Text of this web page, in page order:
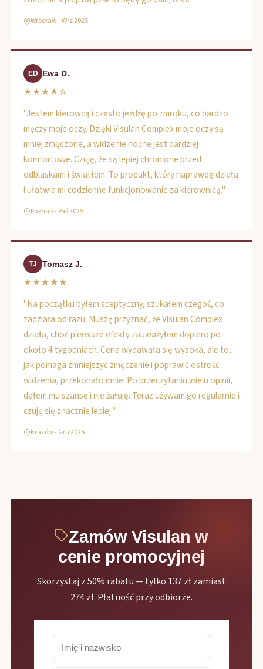
Wrocław - Wrz 2025
ED Ewa D.
★★★★☆
"Jestem kierowcą i często jeżdżę po zmroku, co bardzo
męczy moje oczy. Dzięki Visulan Complex moje oczy są
mniej zmęczone, a widzenie nocne jest bardziej
komfortowe. Czuję, że są lepiej chronione przed
odblaskami i światłem. To produkt, który naprawdę działa
i ułatwia mi codzienne funkcjonowanie za kierownicą."
Poznań - Paź 2025
TJ Tomasz J.
★★★★★
"Na początku byłem sceptyczny, szukałem czegoś, co
zadziała od razu. Muszę przyznać, że Visulan Complex
działa, choć pierwsze efekty zauważyłem dopiero po
około 4 tygodniach. Cena wydawała się wysoka, ale to,
jak pomaga zmniejszyć zmęczenie i poprawić ostrość
widzenia, przekonało mnie. Po przeczytaniu wielu opinii,
dałem mu szansę i nie żałuję. Teraz używam go regularnie i
czuję się znacznie lepiej."
Kraków - Gru 2025
Zamów Visulan w
cenie promocyjnej
Skorzystaj z 50% rabatu — tylko 137 zł zamiast
274 zł. Płatność przy odbiorze.